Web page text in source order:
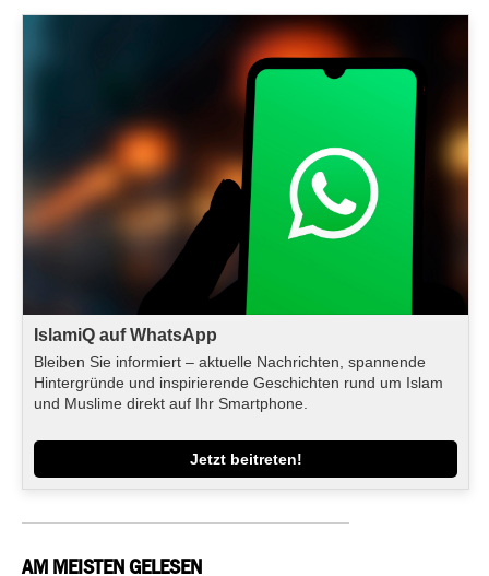
IslamiQ auf WhatsApp
Bleiben Sie informiert – aktuelle Nachrichten, spannende
Hintergründe und inspirierende Geschichten rund um Islam
und Muslime direkt auf Ihr Smartphone.
Jetzt beitreten!
AM MEISTEN GELESEN